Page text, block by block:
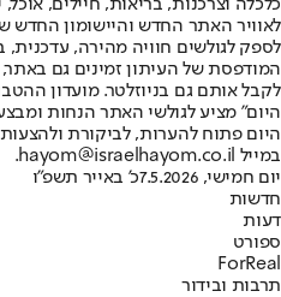
לאוויר האתר החדש והיישומון החדש
לספק לגולשים חוויה מהירה,
המודפסת של העיתון זמינים גם
לקבל אותם גם בניוזלטר. מועדון
היום" מציע לגולשי האתר הנחות
היום פתוח להערות, לביקורת
במייל hayom@israelhayom.co.il.
יום חמישי, 7.5.2026
כ' באייר תשפ"ו
חדשות
דעות
ספורט
ForReal
תרבות ובידור